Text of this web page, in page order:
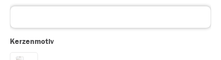
Kerzenmotiv